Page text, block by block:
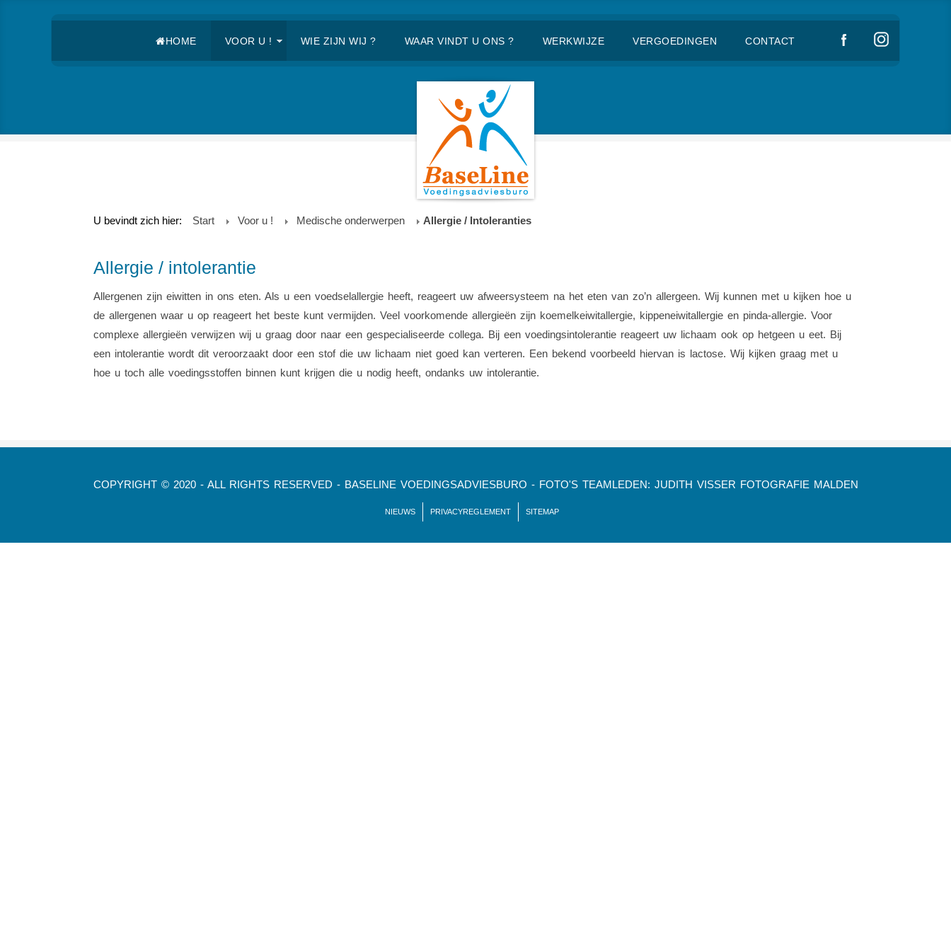
HOME VOOR U ! WIE ZIJN WIJ ? WAAR VINDT U ONS ? WERKWIJZE VERGOEDINGEN CONTACT
U bevindt zich hier: Start Voor u ! Medische onderwerpen Allergie / Intoleranties
Allergie / intolerantie
Allergenen zijn eiwitten in ons eten. Als u een voedselallergie heeft, reageert uw afweersysteem na het eten van zo’n allergeen. Wij kunnen met u kijken hoe u
de allergenen waar u op reageert het beste kunt vermijden. Veel voorkomende allergieën zijn koemelkeiwitallergie, kippeneiwitallergie en pinda-allergie. Voor
complexe allergieën verwijzen wij u graag door naar een gespecialiseerde collega. Bij een voedingsintolerantie reageert uw lichaam ook op hetgeen u eet. Bij
een intolerantie wordt dit veroorzaakt door een stof die uw lichaam niet goed kan verteren. Een bekend voorbeeld hiervan is lactose. Wij kijken graag met u
hoe u toch alle voedingsstoffen binnen kunt krijgen die u nodig heeft, ondanks uw intolerantie.
COPYRIGHT © 2020 - ALL RIGHTS RESERVED - BASELINE VOEDINGSADVIESBURO - FOTO'S TEAMLEDEN: JUDITH VISSER FOTOGRAFIE MALDEN
NIEUWS PRIVACYREGLEMENT SITEMAP